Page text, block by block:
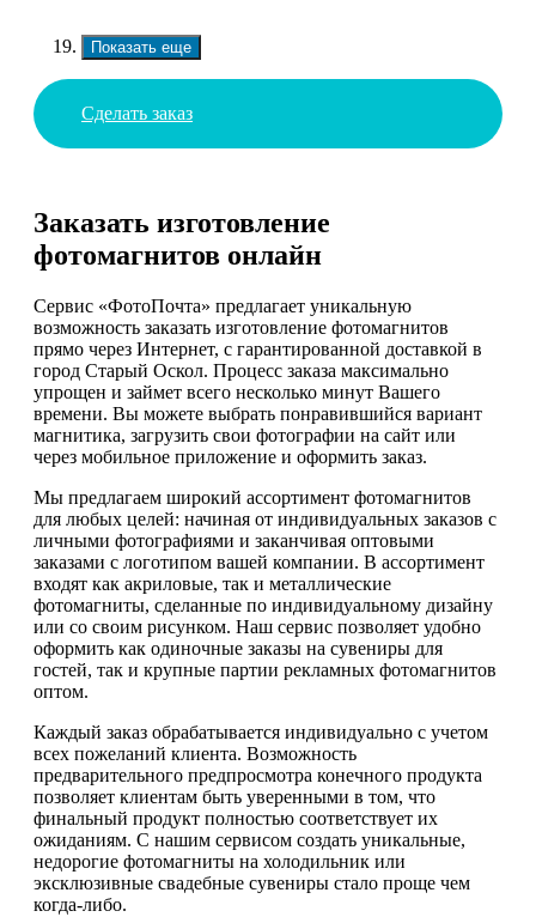
Показать еще
Сделать заказ
Заказать изготовление
фотомагнитов онлайн
Сервис «ФотоПочта» предлагает уникальную
возможность заказать изготовление фотомагнитов
прямо через Интернет, с гарантированной доставкой в
город Старый Оскол. Процесс заказа максимально
упрощен и займет всего несколько минут Вашего
времени. Вы можете выбрать понравившийся вариант
магнитика, загрузить свои фотографии на сайт или
через мобильное приложение и оформить заказ.
Мы предлагаем широкий ассортимент фотомагнитов
для любых целей: начиная от индивидуальных заказов с
личными фотографиями и заканчивая оптовыми
заказами с логотипом вашей компании. В ассортимент
входят как акриловые, так и металлические
фотомагниты, сделанные по индивидуальному дизайну
или со своим рисунком. Наш сервис позволяет удобно
оформить как одиночные заказы на сувениры для
гостей, так и крупные партии рекламных фотомагнитов
оптом.
Каждый заказ обрабатывается индивидуально с учетом
всех пожеланий клиента. Возможность
предварительного предпросмотра конечного продукта
позволяет клиентам быть уверенными в том, что
финальный продукт полностью соответствует их
ожиданиям. С нашим сервисом создать уникальные,
недорогие фотомагниты на холодильник или
эксклюзивные свадебные сувениры стало проще чем
когда-либо.